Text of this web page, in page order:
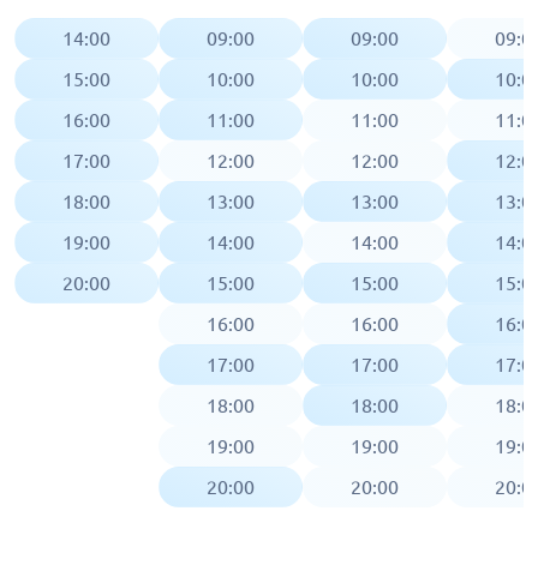
14:00
15:00
16:00
17:00
18:00
19:00
20:00
09:00
10:00
11:00
12:00
13:00
14:00
15:00
16:00
17:00
18:00
19:00
20:00
09:00
10:00
11:00
12:00
13:00
14:00
15:00
16:00
17:00
18:00
19:00
20:00